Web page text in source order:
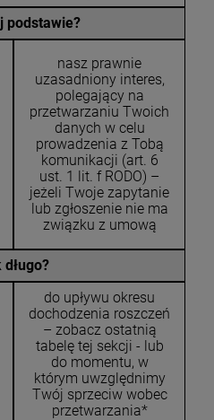
podstawie?
nasz prawnie
uzasadniony interes,
polegający na
przetwarzaniu Twoich
danych w celu
prowadzenia z Tobą
komunikacji (art. 6
ust. 1 lit. f RODO) –
jeżeli Twoje zapytanie
lub zgłoszenie nie ma
związku z umową
do upływu okresu
dochodzenia roszczeń
– zobacz ostatnią
tabelę tej sekcji - lub
do momentu, w
którym uwzględnimy
Twój sprzeciw wobec
przetwarzania*